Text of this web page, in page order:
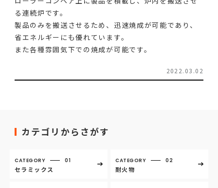
る連続炉です。
製品のみを搬送させるため、迅速焼成が可能であり、
省エネルギーにも優れています。
また各種雰囲気下での焼成が可能です。
2022.03.02
カテゴリからさがす
CATEGORY 01
セラミックス
CATEGORY 02
耐火物